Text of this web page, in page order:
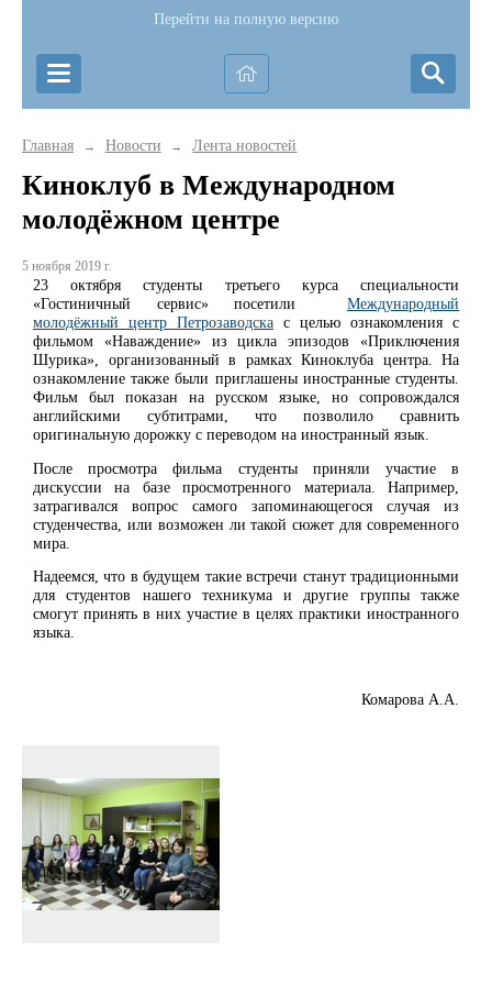
Перейти на полную версию
Главная → Новости → Лента новостей
Киноклуб в Международном
молодёжном центре
5 ноября 2019 г.
23 октября студенты третьего курса специальности
«Гостиничный сервис» посетили Международный
молодёжный центр Петрозаводска с целью ознакомления с
фильмом «Наваждение» из цикла эпизодов «Приключения
Шурика», организованный в рамках Киноклуба центра. На
ознакомление также были приглашены иностранные студенты.
Фильм был показан на русском языке, но сопровождался
английскими субтитрами, что позволило сравнить
оригинальную дорожку с переводом на иностранный язык.
После просмотра фильма студенты приняли участие в
дискуссии на базе просмотренного материала. Например,
затрагивался вопрос самого запоминающегося случая из
студенчества, или возможен ли такой сюжет для современного
мира.
Надеемся, что в будущем такие встречи станут традиционными
для студентов нашего техникума и другие группы также
смогут принять в них участие в целях практики иностранного
языка.
Комарова А.А.